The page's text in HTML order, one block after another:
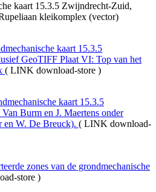
kaart 15.3.5 Zwijndrecht-Zuid,
kleikomplex (vector)
kaart 15.3.5
GeoTIFF Plaat VI: Top van het
( LINK download-store )
kaart 15.3.5
Burm en J. Maertens onder
en W. De Breuck). ( LINK download-
zones van de grondmechanische
store )